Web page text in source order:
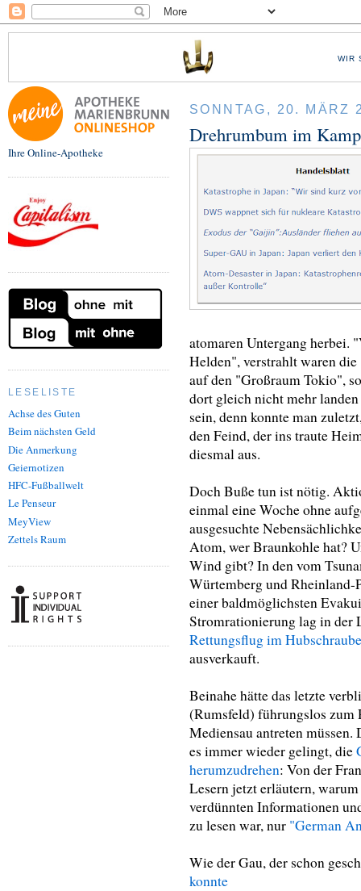
WIR
Ihre Online-Apotheke
LESELISTE
Achse des Guten
Beim nächsten Geld
Die Anmerkung
Geiernotizen
HFC-Fußballwelt
Le Penseur
MeyView
Zettels Raum
SONNTAG, 20. MÄRZ
Drehrumbum im
atomaren Untergang herbei.
Helden", verstrahlt waren
auf den "Großraum Tokio",
dort gleich nicht mehr
sein, denn konnte man
den Feind, der ins traute
diesmal aus.
Doch Buße tun ist nötig.
einmal eine Woche ohne
ausgesuchte
Atom, wer Braunkohle hat?
Wind gibt? In den vom
Würtemberg und Rheinland-
einer baldmöglichsten
Stromrationierung lag in der
Rettungsflug im
ausverkauft.
Beinahe hätte das letzte
(Rumsfeld) führungslos zum
Mediensau antreten
es immer wieder gelingt, die
herumzudrehen: Von der
Lesern jetzt erläutern,
verdünnten Informationen
zu lesen war, nur "German
Wie der Gau, der schon
konnte